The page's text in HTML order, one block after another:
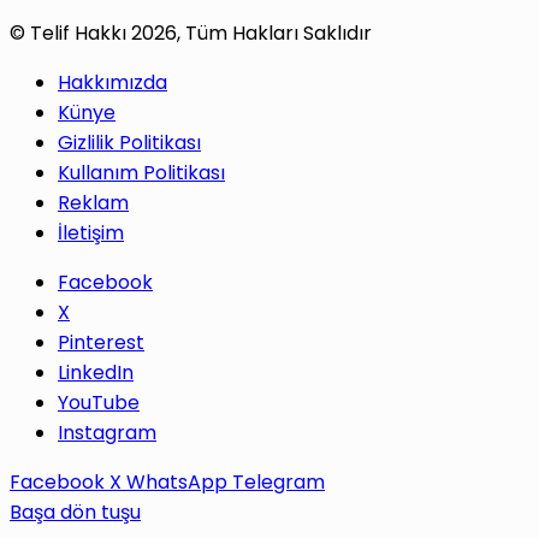
© Telif Hakkı 2026, Tüm Hakları Saklıdır
Hakkımızda
Künye
Gizlilik Politikası
Kullanım Politikası
Reklam
İletişim
Facebook
X
Pinterest
LinkedIn
YouTube
Instagram
Facebook X WhatsApp Telegram
Başa dön tuşu